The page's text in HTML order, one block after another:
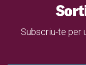
Subscriu-te per